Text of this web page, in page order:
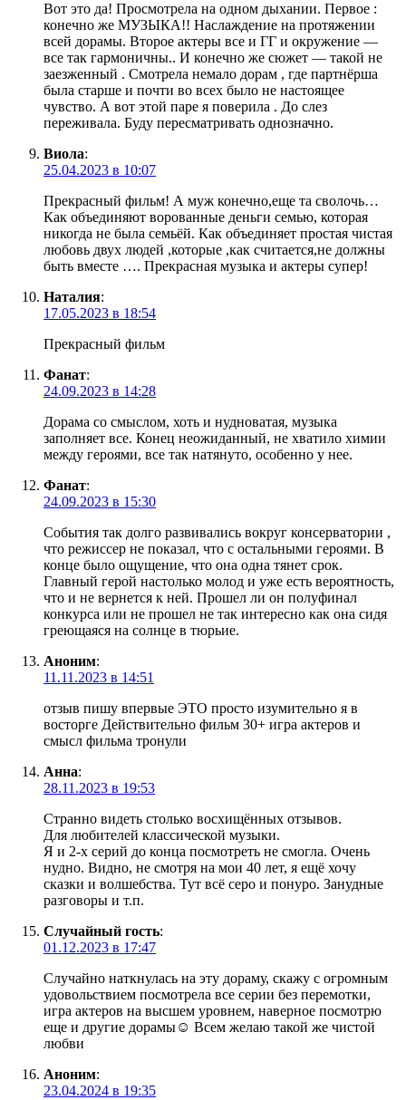
Вот это да! Просмотрела на одном дыхании. Первое :
конечно же МУЗЫКА!! Наслаждение на протяжении
всей дорамы. Второе актеры все и ГГ и окружение —
все так гармоничны.. И конечно же сюжет — такой не
заезженный . Смотрела немало дорам , где партнёрша
была старше и почти во всех было не настоящее
чувство. А вот этой паре я поверила . До слез
переживала. Буду пересматривать однозначно.
Виола:
25.04.2023 в 10:07
Прекрасный фильм! А муж конечно,еще та сволочь…
Как объединяют ворованные деньги семью, которая
никогда не была семьёй. Как объединяет простая чистая
любовь двух людей ,которые ,как считается,не должны
быть вместе …. Прекрасная музыка и актеры супер!
Наталия:
17.05.2023 в 18:54
Прекрасный фильм
Фанат:
24.09.2023 в 14:28
Дорама со смыслом, хоть и нудноватая, музыка
заполняет все. Конец неожиданный, не хватило химии
между героями, все так натянуто, особенно у нее.
Фанат:
24.09.2023 в 15:30
События так долго развивались вокруг консерватории ,
что режиссер не показал, что с остальными героями. В
конце было ощущение, что она одна тянет срок.
Главный герой настолько молод и уже есть вероятность,
что и не вернется к ней. Прошел ли он полуфинал
конкурса или не прошел не так интересно как она сидя
греющаяся на солнце в тюрьие.
Аноним:
11.11.2023 в 14:51
отзыв пишу впервые ЭТО просто изумительно я в
восторге Действительно фильм 30+ игра актеров и
смысл фильма тронули
Анна:
28.11.2023 в 19:53
Странно видеть столько восхищённых отзывов.
Для любителей классической музыки.
Я и 2-х серий до конца посмотреть не смогла. Очень
нудно. Видно, не смотря на мои 40 лет, я ещё хочу
сказки и волшебства. Тут всё серо и понуро. Занудные
разговоры и т.п.
Случайный гость:
01.12.2023 в 17:47
Случайно наткнулась на эту дораму, скажу с огромным
удовольствием посмотрела все серии без перемотки,
игра актеров на высшем уровнем, наверное посмотрю
еще и другие дорамы☺ Всем желаю такой же чистой
любви
Аноним:
23.04.2024 в 19:35